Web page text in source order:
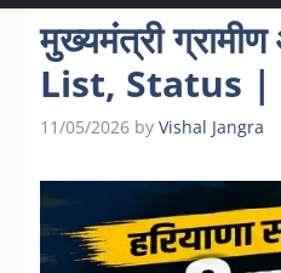
मुख्यमंत्री
List, Status
11/05/2026 by Vishal Jangra